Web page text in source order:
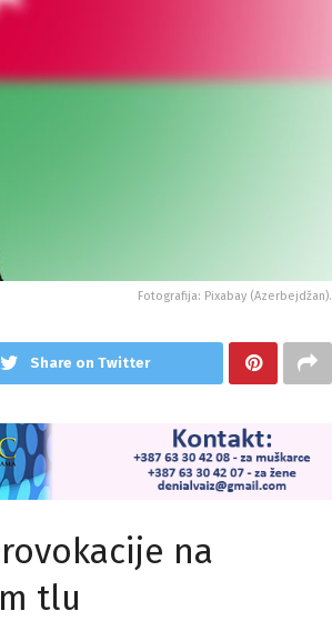
Fotografija: Pixabay (Azerbejdžan).
Share on Twitter
na
tlu